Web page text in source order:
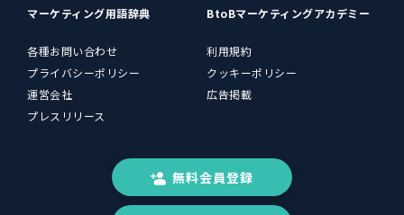
マーケティング用語辞典
BtoBマーケティングアカデミー
各種お問い合わせ
利用規約
プライバシーポリシー
クッキーポリシー
運営会社
広告掲載
プレスリリース
無料会員登録